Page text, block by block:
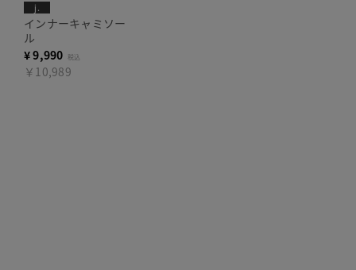
j.
インナーキャミソー
ル
¥9,990 税込
￥10,989